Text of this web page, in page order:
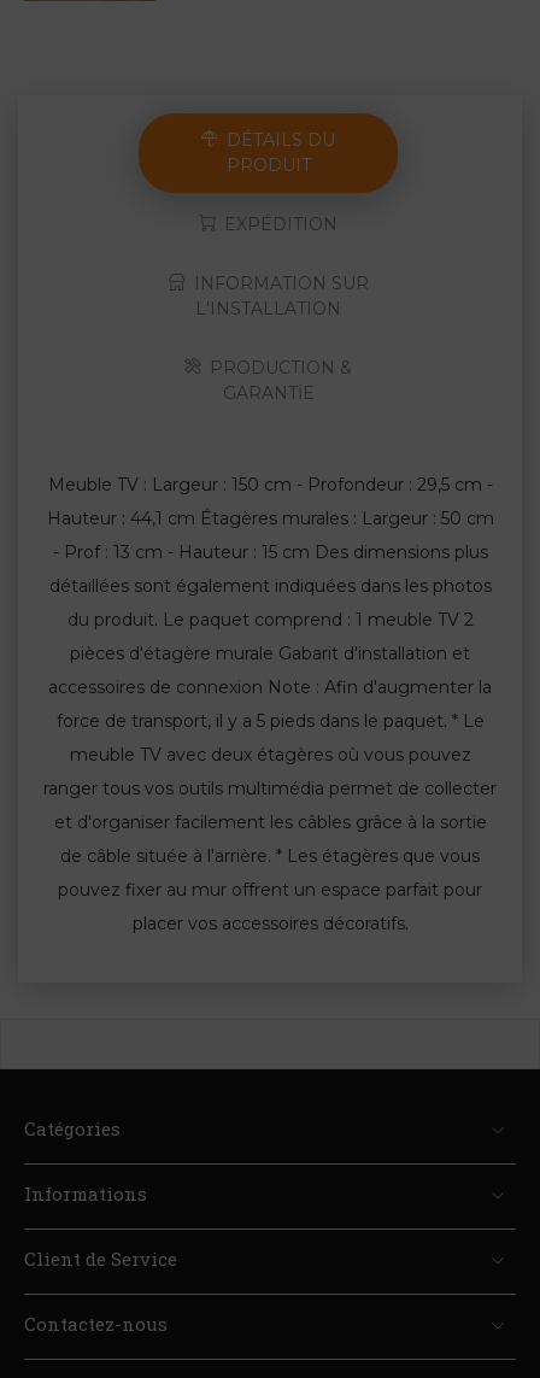
DÉTAILS DU
PRODUIT
EXPÉDITION
INFORMATION SUR
L'INSTALLATION
PRODUCTION &
GARANTİE
Meuble TV : Largeur : 150 cm - Profondeur : 29,5 cm -
Hauteur : 44,1 cm Étagères murales : Largeur : 50 cm
- Prof : 13 cm - Hauteur : 15 cm Des dimensions plus
détaillées sont également indiquées dans les photos
du produit. Le paquet comprend : 1 meuble TV 2
pièces d'étagère murale Gabarit d'installation et
accessoires de connexion Note : Afin d'augmenter la
force de transport, il y a 5 pieds dans le paquet. * Le
meuble TV avec deux étagères où vous pouvez
ranger tous vos outils multimédia permet de collecter
et d'organiser facilement les câbles grâce à la sortie
de câble située à l'arrière. * Les étagères que vous
pouvez fixer au mur offrent un espace parfait pour
placer vos accessoires décoratifs.
Catégories
Informations
Client de Service
Contactez-nous